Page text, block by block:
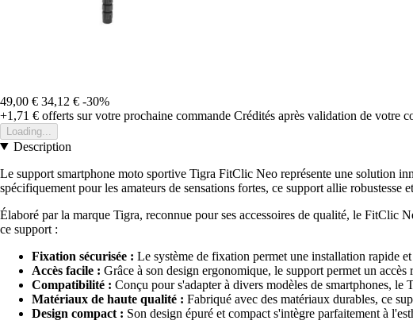
49,00 € 34,12 € -30%
+1,71 € offerts sur votre prochaine commande Crédités après validation de votre
Loading...
Description
Le support smartphone moto sportive Tigra FitClic Neo représente une solution
spécifiquement pour les amateurs de sensations fortes, ce support allie
Élaboré par la marque Tigra, reconnue pour ses accessoires de qualité, le
ce support :
Fixation sécurisée : Le système de fixation permet une installation rapide
Accès facile : Grâce à son design ergonomique, le support permet un
Compatibilité : Conçu pour s'adapter à divers modèles de smartphones,
Matériaux de haute qualité : Fabriqué avec des matériaux durables, ce
Design compact : Son design épuré et compact s'intègre parfaitement à